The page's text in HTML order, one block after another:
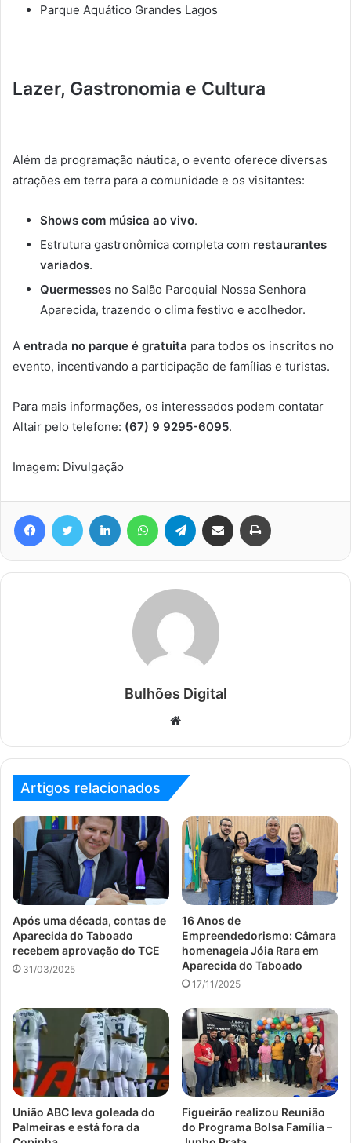
Parque Aquático Grandes Lagos
Lazer, Gastronomia e Cultura
Além da programação náutica, o evento oferece diversas
atrações em terra para a comunidade e os visitantes:
Shows com música ao vivo.
Estrutura gastronômica completa com restaurantes
variados.
Quermesses no Salão Paroquial Nossa Senhora
Aparecida, trazendo o clima festivo e acolhedor.
A entrada no parque é gratuita para todos os inscritos no
evento, incentivando a participação de famílias e turistas.
Para mais informações, os interessados podem contatar
Altair pelo telefone: (67) 9 9295-6095.
Imagem: Divulgação
FacebookTwitter Linkedin WhatsAppTelegram Compartilhar via e-mail
Bulhões Digital
Website
Artigos relacionados
Após uma década, contas de
Aparecida do Taboado
recebem aprovação do TCE
31/03/2025
16 Anos de
Empreendedorismo: Câmara
homenageia Jóia Rara em
Aparecida do Taboado
17/11/2025
União ABC leva goleada do
Palmeiras e está fora da
Figueirão realizou Reunião
do Programa Bolsa Família –